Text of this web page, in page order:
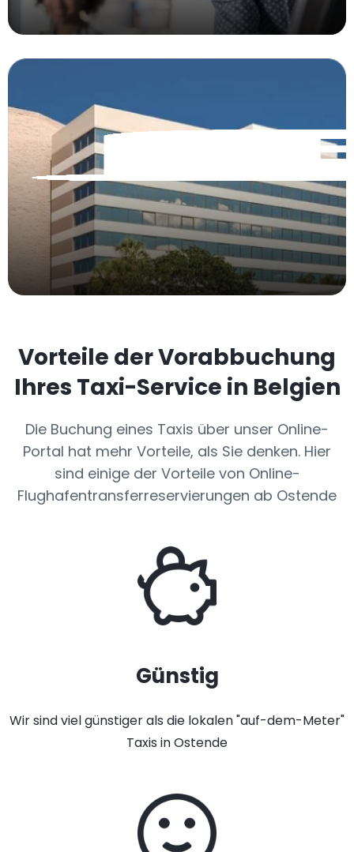
Vorteile der Vorabbuchung
Ihres Taxi-Service in Belgien
Die Buchung eines Taxis über unser Online-
Portal hat mehr Vorteile, als Sie denken. Hier
sind einige der Vorteile von Online-
Flughafentransferreservierungen ab Ostende
Günstig
Wir sind viel günstiger als die lokalen "auf-dem-Meter"
Taxis in Ostende